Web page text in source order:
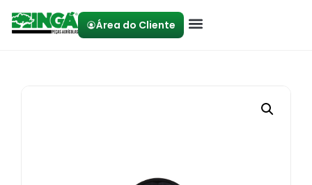
Área do Cliente